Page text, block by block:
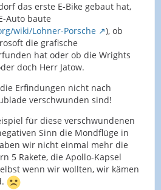
das erste E-Bike gebaut hat,
Auto baute
wiki/Lohner-Porsche
), ob
die grafische
hat oder ob die Wrights
doch Herr Jatow.
Erfindungen nicht nach
verschwunden sind!
für diese verschwundenen
Sinn die Mondflüge in
wir nicht einmal mehr die
5 Rakete, die Apollo-Kapsel
wenn wir wollten, wir kämen